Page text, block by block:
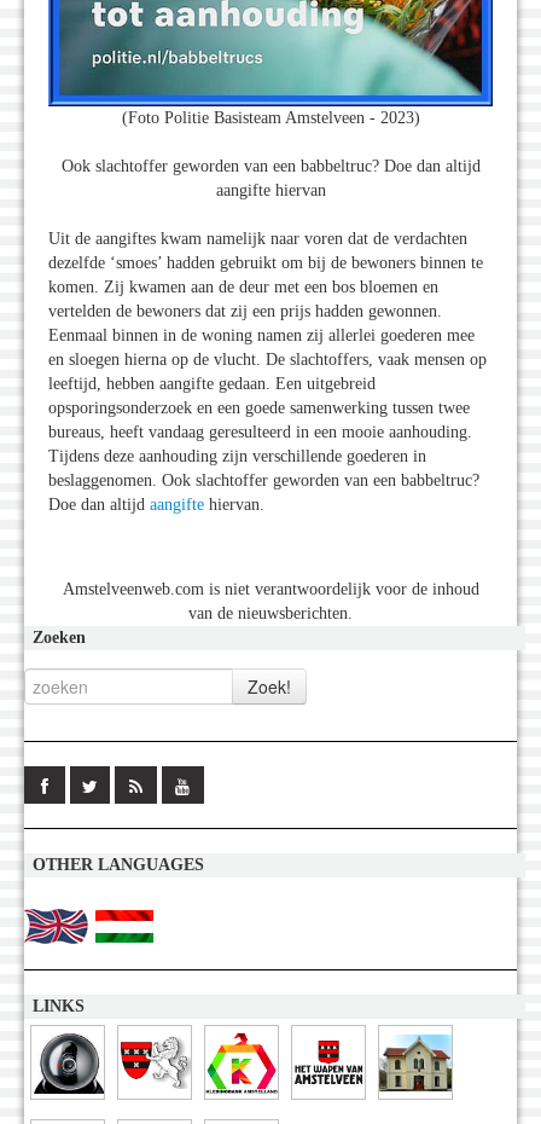
(Foto Politie Basisteam Amstelveen - 2023)
Ook slachtoffer geworden van een babbeltruc? Doe dan altijd
aangifte hiervan
Uit de aangiftes kwam namelijk naar voren dat de verdachten
dezelfde ‘smoes’ hadden gebruikt om bij de bewoners binnen te
komen. Zij kwamen aan de deur met een bos bloemen en
vertelden de bewoners dat zij een prijs hadden gewonnen.
Eenmaal binnen in de woning namen zij allerlei goederen mee
en sloegen hierna op de vlucht. De slachtoffers, vaak mensen op
leeftijd, hebben aangifte gedaan. Een uitgebreid
opsporingsonderzoek en een goede samenwerking tussen twee
bureaus, heeft vandaag geresulteerd in een mooie aanhouding.
Tijdens deze aanhouding zijn verschillende goederen in
beslaggenomen. Ook slachtoffer geworden van een babbeltruc?
Doe dan altijd aangifte hiervan.
Amstelveenweb.com is niet verantwoordelijk voor de inhoud
van de nieuwsberichten.
Zoeken
OTHER LANGUAGES
LINKS